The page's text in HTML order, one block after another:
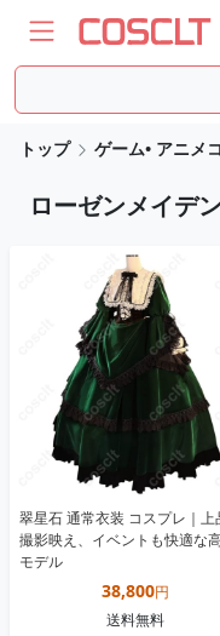
トップ ゲーム• アニメ
ローゼンメイデ
翠星石 通常衣装 コスプレ｜上
撮影映え、イベントも快適な
モデル
38,800円
送料無料